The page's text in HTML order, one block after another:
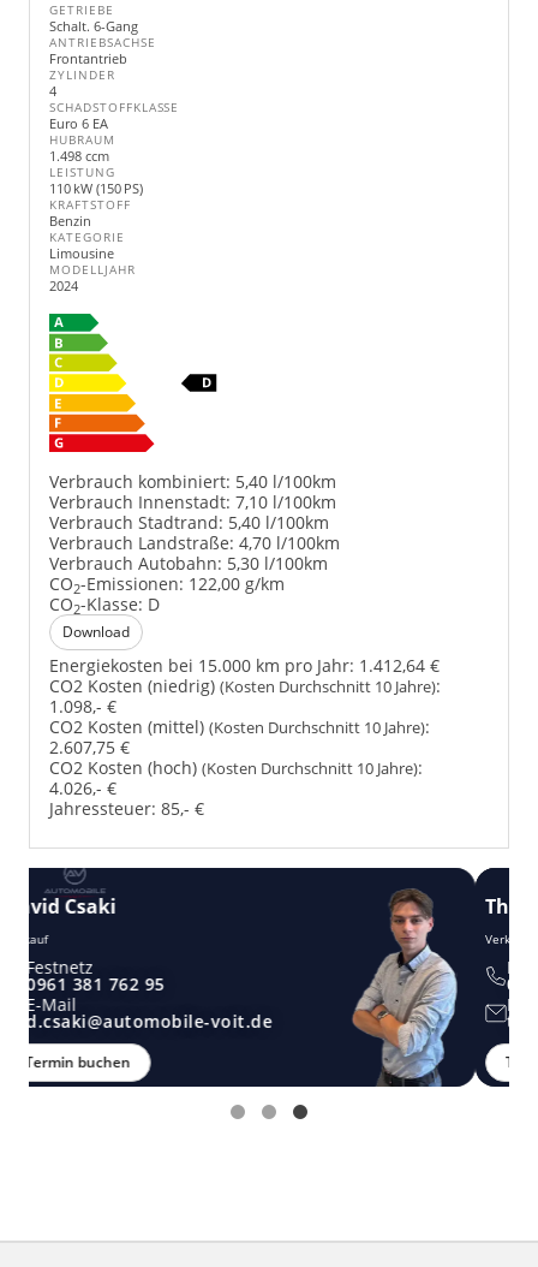
GETRIEBE
Schalt. 6-Gang
ANTRIEBSACHSE
Frontantrieb
ZYLINDER
4
SCHADSTOFFKLASSE
Euro 6 EA
HUBRAUM
1.498 ccm
LEISTUNG
110 kW (150 PS)
KRAFTSTOFF
Benzin
KATEGORIE
Limousine
MODELLJAHR
2024
Verbrauch kombiniert: 5,40 l/100km
Verbrauch Innenstadt: 7,10 l/100km
Verbrauch Stadtrand: 5,40 l/100km
Verbrauch Landstraße: 4,70 l/100km
Verbrauch Autobahn: 5,30 l/100km
CO2-Emissionen: 122,00 g/km
CO2-Klasse: D
Download
Energiekosten bei 15.000 km pro Jahr: 1.412,64 €
CO2 Kosten (niedrig) (Kosten Durchschnitt 10 Jahre):
1.098,- €
CO2 Kosten (mittel) (Kosten Durchschnitt 10 Jahre):
2.607,75 €
CO2 Kosten (hoch) (Kosten Durchschnitt 10 Jahre):
4.026,- €
Jahressteuer: 85,- €
Thomas Möstel
Verkauf
Festnetz
0961 381 762 95
E-Mail
t.moestel@automobile-voit.de
Termin buchen